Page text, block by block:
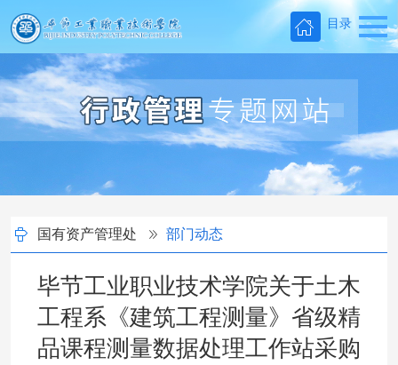
目录
国有资产管理处 部门动态
毕节工业职业技术学院关于土木
工程系《建筑工程测量》省级精
品课程测量数据处理工作站采购